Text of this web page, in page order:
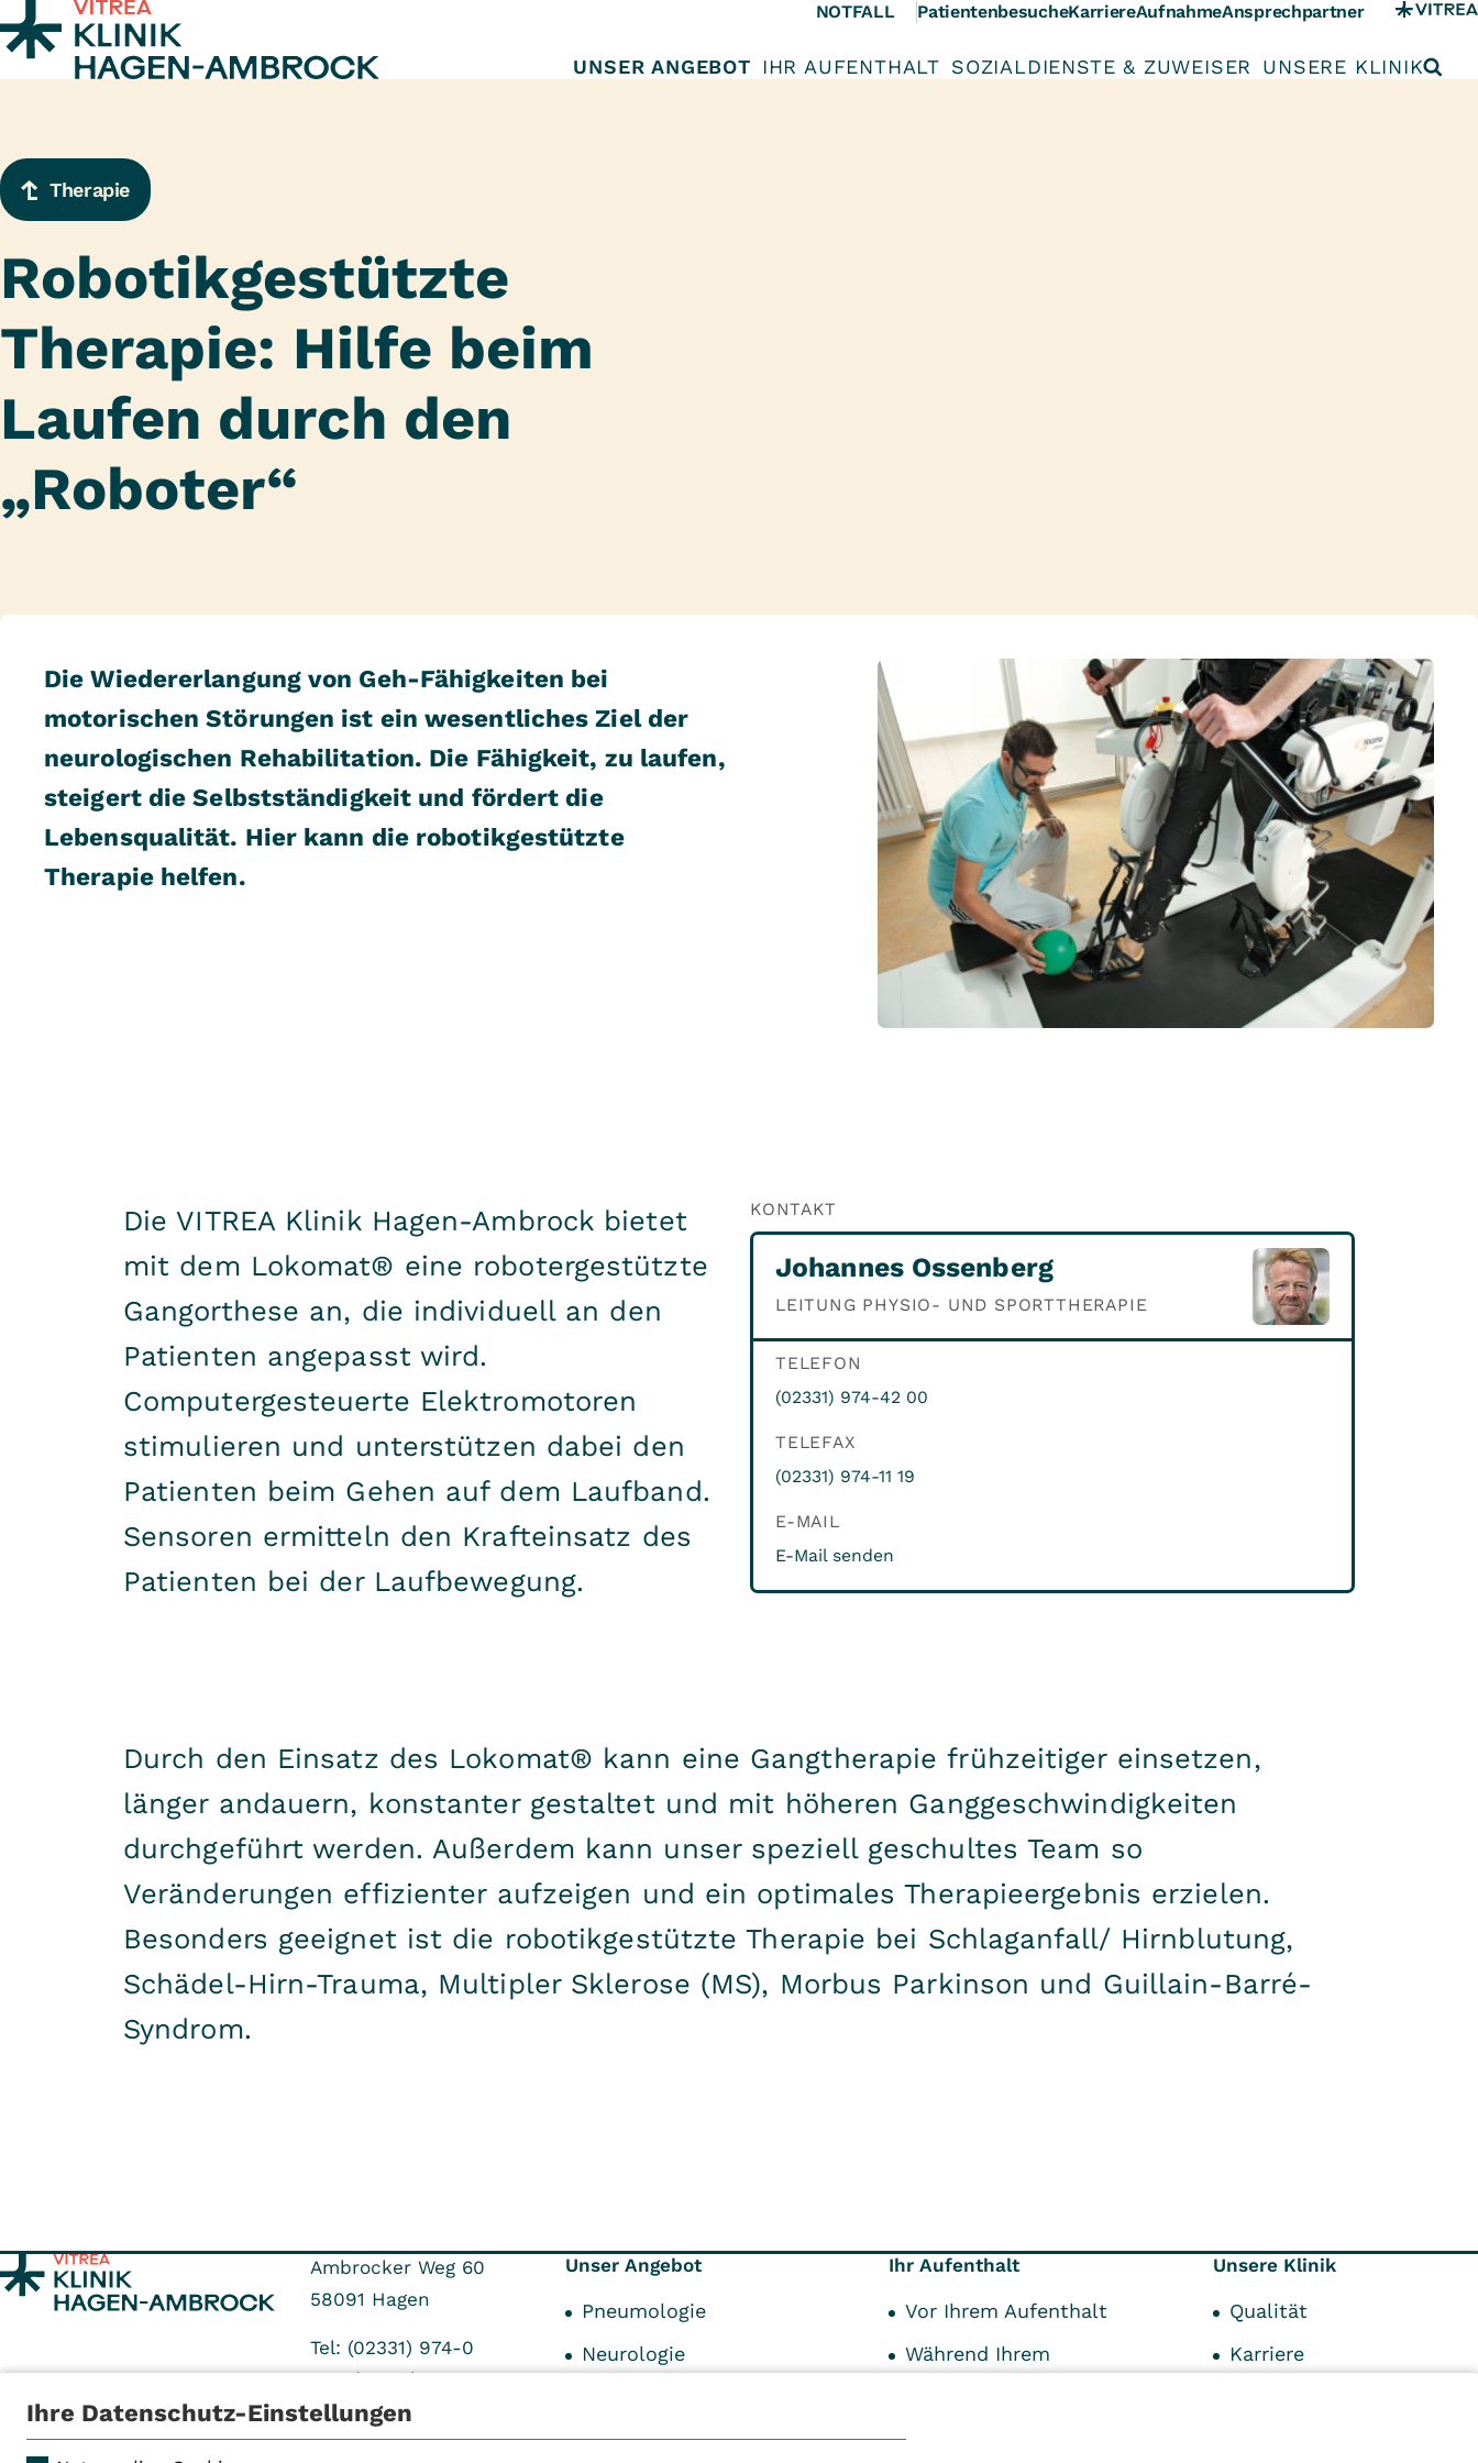
Zum Inhalt springen NOTFALL PatientenbesucheKarriereAufnahmeAnsprechpartner
UNSER ANGEBOT IHR AUFENTHALT SOZIALDIENSTE & ZUWEISER UNSERE KLINIK
Therapie
Robotikgestützte
Therapie: Hilfe beim
Laufen durch den
„Roboter“
Die Wiedererlangung von Geh-Fähigkeiten bei
motorischen Störungen ist ein wesentliches Ziel der
neurologischen Rehabilitation. Die Fähigkeit, zu laufen,
steigert die Selbstständigkeit und fördert die
Lebensqualität. Hier kann die robotikgestützte
Therapie helfen.
Die VITREA Klinik Hagen-Ambrock bietet
mit dem Lokomat® eine robotergestützte
Gangorthese an, die individuell an den
Patienten angepasst wird.
Computergesteuerte Elektromotoren
stimulieren und unterstützen dabei den
Patienten beim Gehen auf dem Laufband.
Sensoren ermitteln den Krafteinsatz des
Patienten bei der Laufbewegung.
KONTAKT
Johannes Ossenberg
LEITUNG PHYSIO- UND SPORTTHERAPIE
TELEFON
(02331) 974-42 00
TELEFAX
(02331) 974-11 19
E-MAIL
E-Mail senden
Durch den Einsatz des Lokomat® kann eine Gangtherapie frühzeitiger einsetzen,
länger andauern, konstanter gestaltet und mit höheren Ganggeschwindigkeiten
durchgeführt werden. Außerdem kann unser speziell geschultes Team so
Veränderungen effizienter aufzeigen und ein optimales Therapieergebnis erzielen.
Besonders geeignet ist die robotikgestützte Therapie bei Schlaganfall/ Hirnblutung,
Schädel-Hirn-Trauma, Multipler Sklerose (MS), Morbus Parkinson und Guillain-Barré-
Syndrom.
Ambrocker Weg 60
58091 Hagen
Tel: (02331) 974-0
Fax: (02331) 974-11 19
Unser Angebot
Pneumologie
Neurologie
Ihr Aufenthalt
Vor Ihrem Aufenthalt
Während Ihrem
Unsere Klinik
Qualität
Karriere
Ihre Datenschutz-Einstellungen